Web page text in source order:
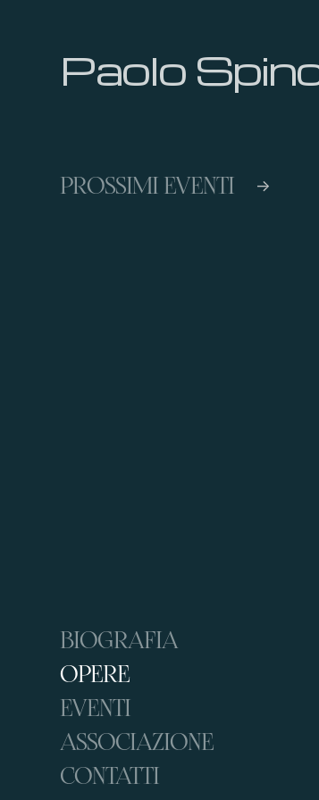
Paolo
PROSSIMI EVENTI ->
BIOGRAFIA
OPERE
EVENTI
ASSOCIAZIONE
CONTATTI